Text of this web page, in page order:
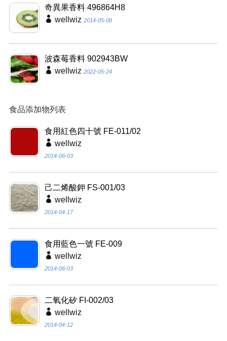
奇異果香料 496864H8
wellwiz 2014-05-08
波森莓香料 902943BW
wellwiz 2022-05-24
食品添加物列表
食用紅色四十號 FE-011/02
wellwiz
2014-06-03
己二烯酸鉀 FS-001/03
wellwiz
2014-04-17
食用藍色一號 FE-009
wellwiz
2014-06-03
二氧化矽 FI-002/03
wellwiz
2014-04-12